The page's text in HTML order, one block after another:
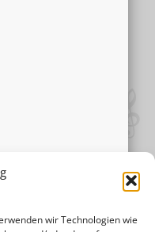
wir Technologien wie